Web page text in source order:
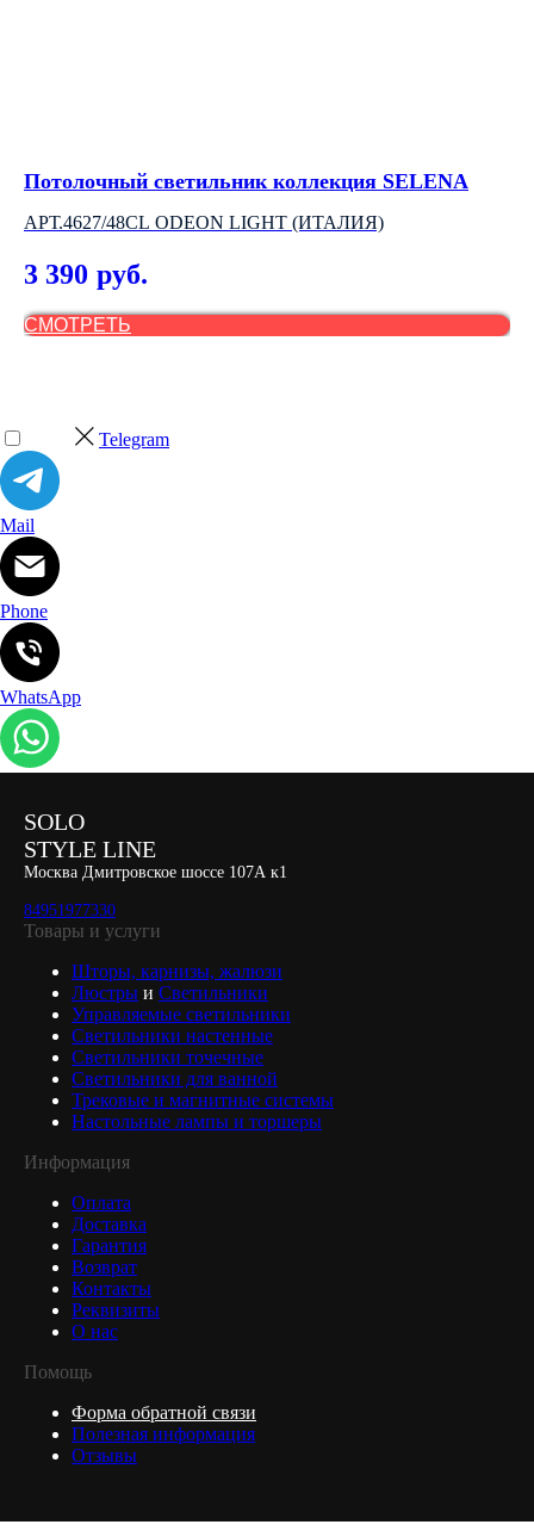
Потолочный светильник коллекция SELENA
АРТ.4627/48CL ODEON LIGHT (ИТАЛИЯ)
3 390 руб.
СМОТРЕТЬ
Telegram
Mail
Phone
WhatsApp
SOLO
STYLE LINE
Москва Дмитровское шоссе 107А к1
84951977330
Товары и услуги
Шторы, карнизы, жалюзи
Люстры и Светильники
Управляемые светильники
Светильники настенные
Светильники точечные
Светильники для ванной
Трековые и магнитные системы
Настольные лампы и торшеры
Информация
Оплата
Доставка
Гарантия
Возврат
Контакты
Реквизиты
О нас
Помощь
Форма обратной связи
Полезная информация
Отзывы